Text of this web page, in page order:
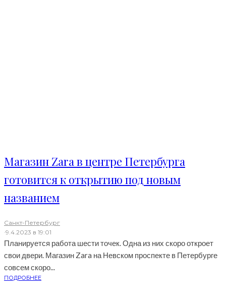
Магазин Zara в центре Петербурга
готовится к открытию под новым
названием
Санкт-Петербург
·9.4.2023 в 19:01
Планируется работа шести точек. Одна из них скоро откроет
свои двери. Магазин Zara на Невском проспекте в Петербурге
совсем скоро...
ПОДРОБНЕЕ